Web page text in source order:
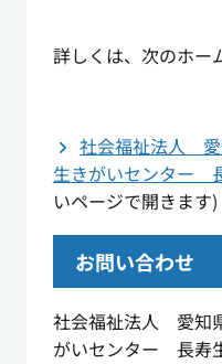
詳しくは、次のホー
社会福祉法人
生きがいセンター
いページで開きます)
お問い合わせ
社会福祉法人 愛知
がいセンター 長寿